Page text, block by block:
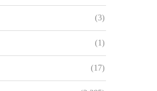
(3)
(1)
(17)